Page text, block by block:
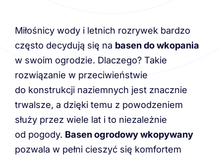
Miłośnicy wody i letnich rozrywek bardzo
często decydują się na basen do wkopania
w swoim ogrodzie. Dlaczego? Takie
rozwiązanie w przeciwieństwie
do konstrukcji naziemnych jest znacznie
trwalsze, a dzięki temu z powodzeniem
służy przez wiele lat i to niezależnie
od pogody. Basen ogrodowy wkopywany
pozwala w pełni cieszyć się komfortem